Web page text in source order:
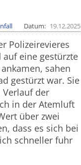
Datum 19.12.2025
Polizeirevieres
eine gestürzte
sahen
gestürzt war. Sie
Verlauf der
in der Atemluft
über zwei
dass es sich bei
schneller fuhr